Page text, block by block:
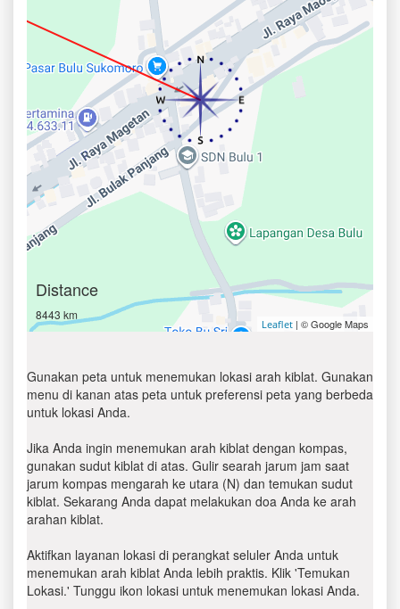
Distance
8443 km
Leaflet | © Google Maps
Gunakan peta untuk menemukan lokasi arah kiblat. Gunakan
menu di kanan atas peta untuk preferensi peta yang berbeda
untuk lokasi Anda.
Jika Anda ingin menemukan arah kiblat dengan kompas,
gunakan sudut kiblat di atas. Gulir searah jarum jam saat
jarum kompas mengarah ke utara (N) dan temukan sudut
kiblat. Sekarang Anda dapat melakukan doa Anda ke arah
arahan kiblat.
Aktifkan layanan lokasi di perangkat seluler Anda untuk
menemukan arah kiblat Anda lebih praktis. Klik 'Temukan
Lokasi.' Tunggu ikon lokasi untuk menemukan lokasi Anda.